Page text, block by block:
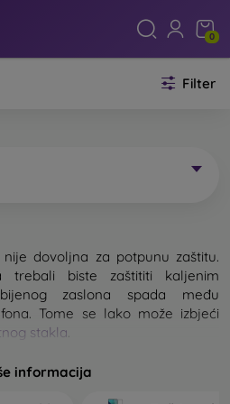
0
Filter
nije dovoljna za potpunu zaštitu.
trebali biste zaštititi kaljenim
zaslona spada među
Tome se lako može izbjeći
stakla
ne postoji, ali u većini slučajeva
informacija